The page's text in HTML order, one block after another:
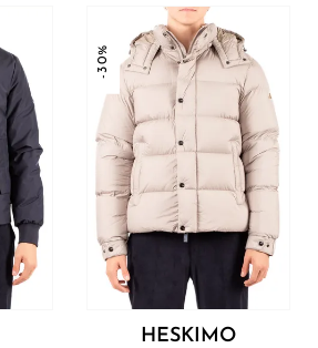
-30%
HESKIMO